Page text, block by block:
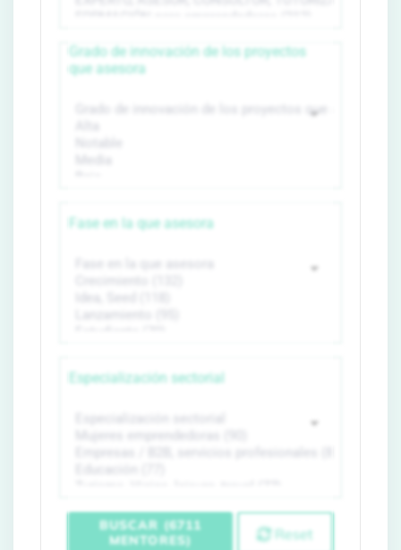
Grado de innovación de los proyectos
que asesora
Fase en la que asesora
Especialización sectorial
BUSCAR (6711
MENTORES)
Reset